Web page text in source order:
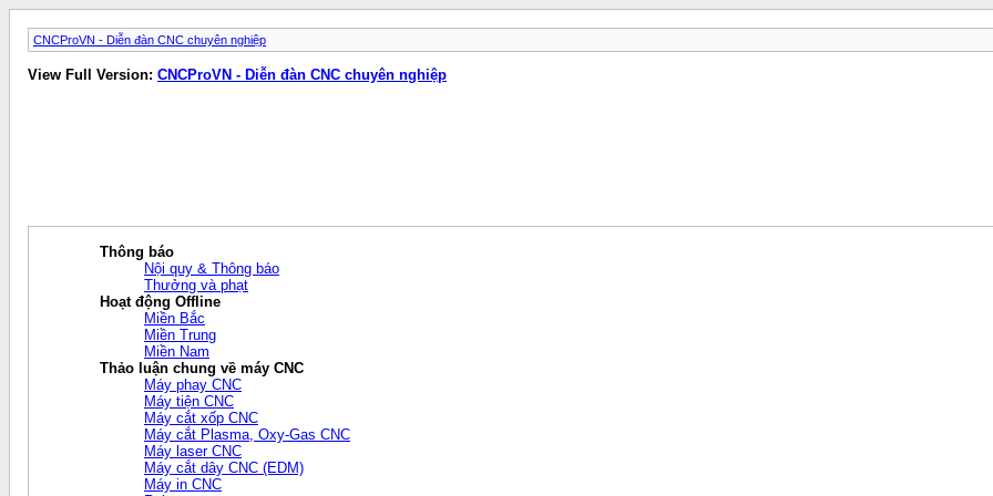
CNCProVN - Diễn đàn CNC chuyên nghiệp
View Full Version: CNCProVN - Diễn đàn CNC chuyên nghiệp
Thông báo
Nội quy & Thông báo
Thưởng và phạt
Hoạt động Offline
Miền Bắc
Miền Trung
Miền Nam
Thảo luận chung về máy CNC
Máy phay CNC
Máy tiện CNC
Máy cắt xốp CNC
Máy cắt Plasma, Oxy-Gas CNC
Máy laser CNC
Máy cắt dây CNC (EDM)
Máy in CNC